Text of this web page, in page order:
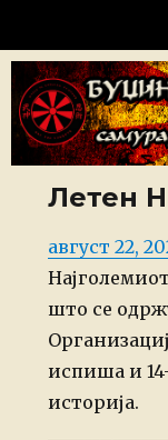
Буџинкан
Летен
Posted
on
август 22,
што се
испиша и
историја.